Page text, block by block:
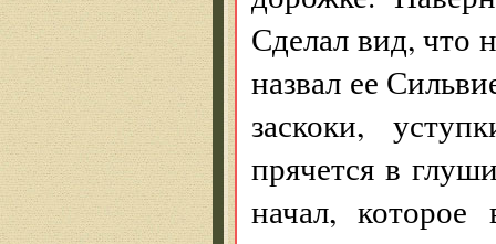
Сделал вид, что
назвал ее
заскоки,
прячется в
начал,